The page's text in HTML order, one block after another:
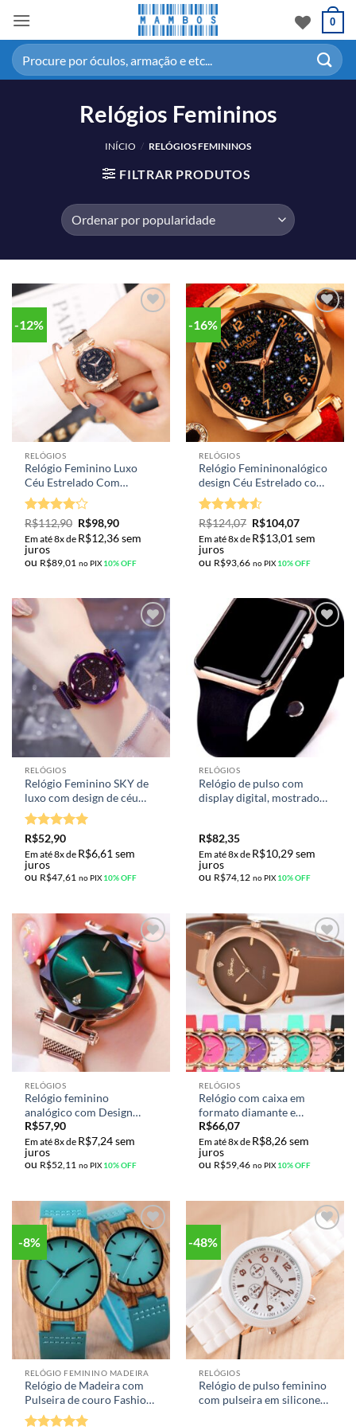
0
Relógios Femininos
INÍCIO / RELÓGIOS FEMININOS
FILTRAR PRODUTOS
-12%
desejos
RELÓGIOS
Relógio Feminino Luxo
Céu Estrelado Com
Pulseira Magnética
Avaliação
4.13de
5
R$112,90 R$98,90
Em até 8x de R$12,36sem
juros
ou R$89,01 no PIX 10% OFF
-16%
Adicionar
aos meus
desejos
RELÓGIOS
Relógio Femininonalógico
design Céu Estrelado com
ponteiros e marcadores
noturno, pulseira em
couro e números em
dourado ♥
Avaliação
4.5de 5
R$124,07 R$104,07
Em até 8x de R$13,01 sem
juros
ou R$93,66 no PIX 10% OFF
Adicionar
aos meus
desejos
RELÓGIOS
Relógio Feminino SKY de
luxo com design de céu
estrelado
Avaliação
4.91de 5
R$52,90
Em até 8x de R$6,61 sem
juros
ou R$47,61 no PIX 10% OFF
Adicionar
aos meus
RELÓGIOS
Relógio de pulso com
display digital, mostrador
R$82,35
Em até 8x de R$10,29sem
juros
ou R$74,12 no PIX 10% OFF
Adicionar
aos meus
desejos
RELÓGIOS
Relógio feminino
analógico com Design
moderno luxo e pulseira
Magnética
R$57,90
Em até 8x de R$7,24sem
juros
ou R$52,11 no PIX 10% OFF
Adicionar
RELÓGIOS
Relógio com caixa em
formato diamante e
pulseira de silicone
R$66,07
Em até 8x de R$8,26sem
juros
ou R$59,46 no PIX 10% OFF
-8%
Adicionar
aos meus
desejos
RELÓGIO FEMININO MADEIRA
Relógio de Madeira com
Pulseira de couro Fashion
e Casual
-48%
Adicionar
aos meus
desejos
RELÓGIOS
Relógio de pulso feminino
com pulseira em silicone